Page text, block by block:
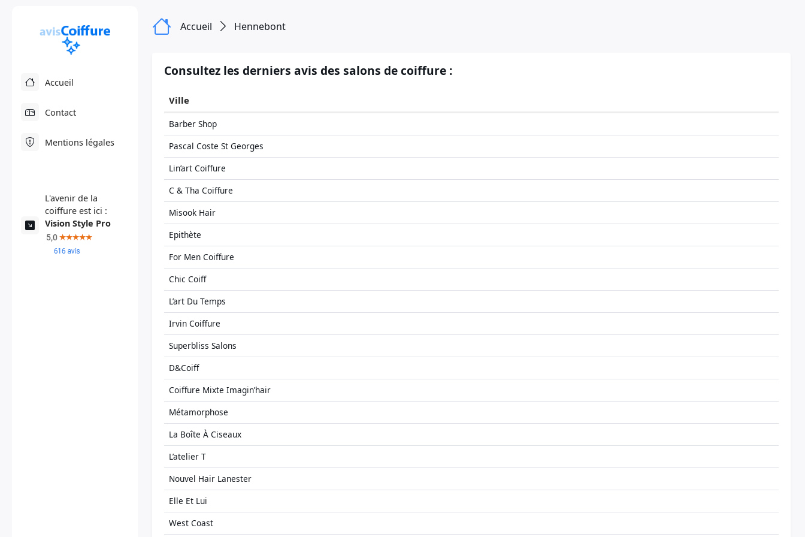
Accueil
Contact
Mentions légales
L'avenir de la
coiffure est ici :
Vision Style Pro
Accueil Hennebont
Consultez les derniers avis des salons de coiffure :
Ville
Barber Shop
Pascal Coste St Georges
Lin’art Coiffure
C & Tha Coiffure
Misook Hair
Epithète
For Men Coiffure
Chic Coiff
L’art Du Temps
Irvin Coiffure
Superbliss Salons
D&Coiff
Coiffure Mixte Imagin’hair
Métamorphose
La Boîte À Ciseaux
L’atelier T
Nouvel Hair Lanester
Elle Et Lui
West Coast